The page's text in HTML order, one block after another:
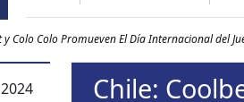
y Colo Colo Promueven El Día Internacional del
Chile: